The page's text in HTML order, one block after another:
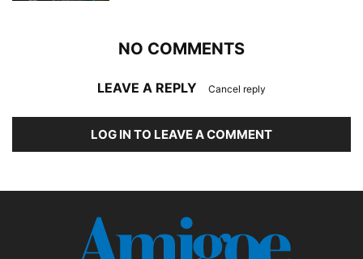
NO COMMENTS
LEAVE A REPLY Cancel reply
LOG IN TO LEAVE A COMMENT